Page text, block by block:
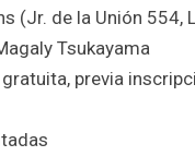
(Jr. de la Unión 554,
Tsukayama
previa